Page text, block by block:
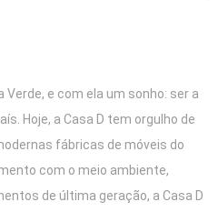
Verde, e com ela um sonho: ser a
Hoje, a Casa D tem orgulho de
fábricas de móveis do
com o meio ambiente,
de última geração, a Casa D